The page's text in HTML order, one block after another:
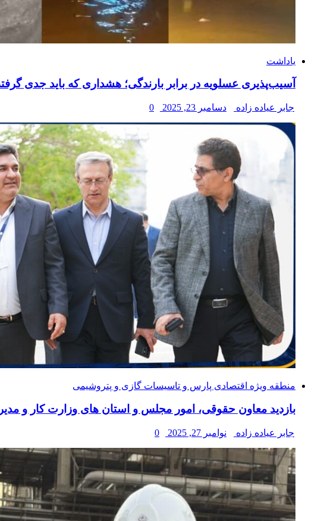
یاداشت
آسیب‌پذیری عسلویه در برابر بارندگی؛ هشداری که باید جدی
جابر عیاده زاده دسامبر 23, 2025 0
منطقه ویژه اقتصادی پارس و تاسیسات گازی و پتروشیمی
بازدید معاون حقوقی، امور مجلس و استان های وزارت کار و
جابر عیاده زاده نوامبر 27, 2025 0